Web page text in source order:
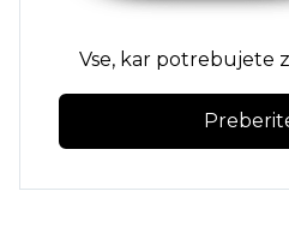
Vse, kar potrebujete